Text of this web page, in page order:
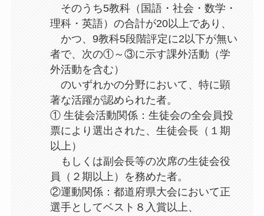
そのうち5教科（国語・社会・数学・
理科・英語）の合計が20以上であり、
かつ、9教科5段階評定に2以下が無い
者で、次の①～③に示す課外活動（学
外活動を含む）
のいずれかの分野において、特に顕
著な活躍が認められた者。
① 生徒会活動関係：生徒会の全会員投
票により選出された、生徒会長（１期
以上）
もしくは副会長等の次席の生徒会役
員（２期以上）を務めた者。
②運動関係：都道府県大会において正
選手としてベスト８入賞以上、